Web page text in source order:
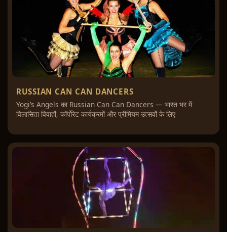
RUSSIAN CAN CAN DANCERS
Yogi’s Angels का Russian Can Can Dancers — भारत भर में
विलासिता विवाहों, कॉर्पोरेट कार्यक्रमों और प्रीमियम उत्सवों के लिए